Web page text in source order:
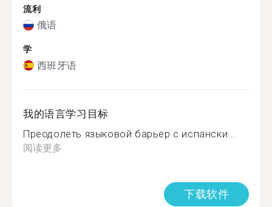
流利
俄语
学
西班牙语
我的语言学习目标
Преодолеть языковой барьер с испански...
阅读更多
下载软件